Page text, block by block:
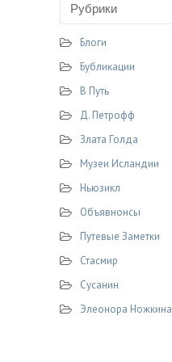
Блоги
Бубликации
В Путь
Д. Петрофф
Злата Голда
Музеи Исландии
Ньюзикл
Объявнонсы
Путевые Заметки
Стасмир
Сусанин
Элеонора Ножкина